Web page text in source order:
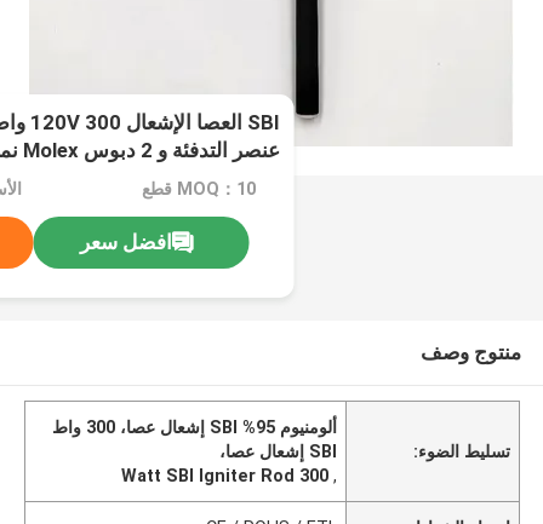
عنصر التدفئة و 2 دبوس Molex نمط رابط
MOQ：10 قطع
افضل سعر
منتوج وصف
تسليط الضوء:
ألومنيوم 95% SBI إشعال عصا، 300 واط
SBI إشعال عصا،
,
300 Watt SBI Igniter Rod